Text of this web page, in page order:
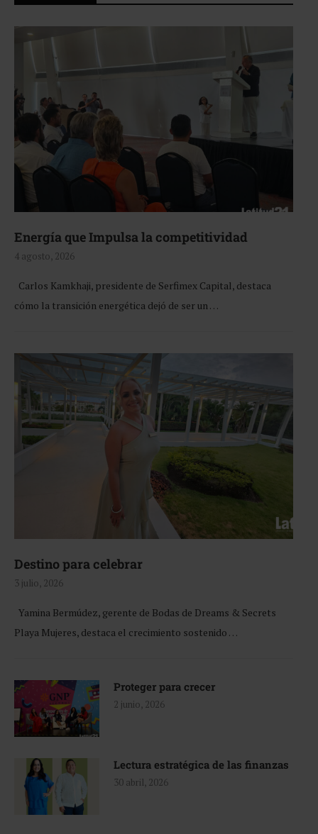
Energía que Impulsa la competitividad
4 agosto, 2026
Carlos Kamkhaji, presidente de Serfimex Capital, destaca
cómo la transición energética dejó de ser un …
Destino para celebrar
3 julio, 2026
Yamina Bermúdez, gerente de Bodas de Dreams & Secrets
Playa Mujeres, destaca el crecimiento sostenido …
Proteger para crecer
2 junio, 2026
Lectura estratégica de las finanzas
30 abril, 2026